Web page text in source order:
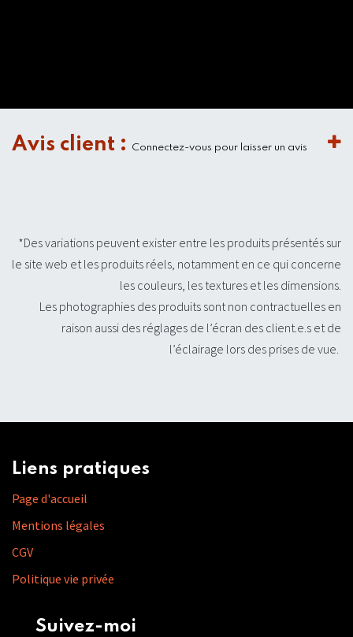
Avis client : Connectez-vous pour laisser un avis
*Des variations peuvent exister entre les produits présentés sur
le site web et les produits réels, notamment en ce qui concerne
les couleurs, les textures et les dimensions.
Les photographies des produits sont non contractuelles en
raison aussi des réglages de l’écran des client.e.s et de
l’éclairage lors des prises de vue.
Liens pratiques
Page d'accueil
Mentions légales
CGV
Politique vie privée
Suivez-moi